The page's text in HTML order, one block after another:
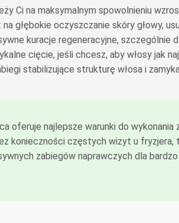
Ci na maksymalnym spowolnieniu
na głębokie oczyszczanie skóry głowy,
kuracje regeneracyjne, szczególnie
cięcie, jeśli chcesz, aby włosy jak
stabilizujące strukturę włosa i
oferuje najlepsze warunki do
konieczności częstych wizyt u fryzjera,
zabiegów naprawczych dla